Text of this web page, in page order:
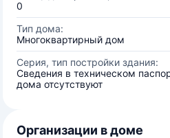
0
Тип дома:
Многоквартирный дом
Серия, тип постройки здания:
Сведения в техническом
дома отсутствуют
Организации в доме